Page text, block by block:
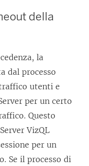
della
la
dal processo
utenti e
per un certo
Questo
VizQL
per un
Se il processo di